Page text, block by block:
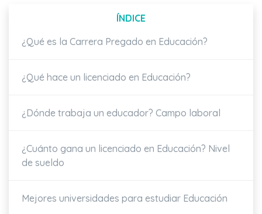
ÍNDICE
¿Qué es la Carrera Pregado en Educación?
¿Qué hace un licenciado en Educación?
¿Dónde trabaja un educador? Campo laboral
¿Cuánto gana un licenciado en Educación? Nivel
de sueldo
Mejores universidades para estudiar Educación